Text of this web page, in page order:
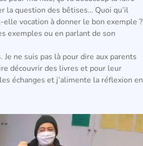
la question des bêtises… Quoi qu’il
vocation à donner le bon exemple ?
exemples ou en parlant de son
Je ne suis pas là pour dire aux parents
découvrir des livres et pour leur
échanges et j’alimente la réflexion en